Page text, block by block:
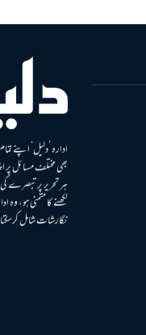
ادارہ ’دلیل‘ اپنے
بھی مختلف مسائل
ہر تحریر پر تبصرے
لکھنے کا متمنی ہو،
نگارشات شامل